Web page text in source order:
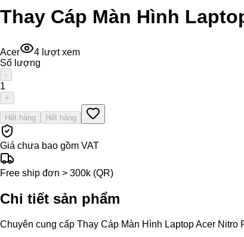
Thay Cáp Màn Hình
Acer 4 lượt xem
Số lượng
-
1
+
Hết hàng Hết hàng
Giá chưa bao gồm VAT
Free ship đơn > 300k (QR)
Chi tiết sản phẩm
Chuyên cung cấp Thay Cáp Màn Hình Laptop Acer